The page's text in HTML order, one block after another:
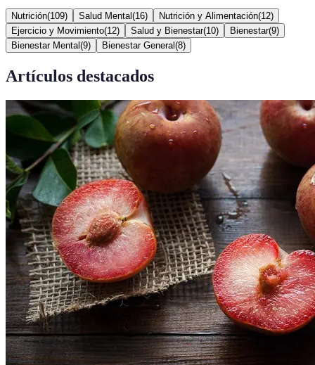
Nutrición(109) Salud Mental (16) Nutrición y Alimentación(12)
Ejercicio y Movimiento(12) Salud y Bienestar(10) Bienestar(9)
Bienestar Mental (9) Bienestar General (8)
Artículos destacados